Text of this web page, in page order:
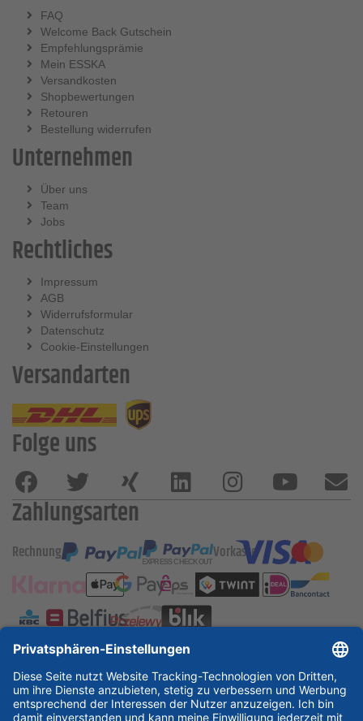
FAQ
Welcome Back Gutschein
Empfehlungsprämie
Mein ESSKA
Versandkosten
Shopbewertungen
Retouren
Bestellung widerrufen
Unternehmen
Über uns
Team
Jobs
Rechtliches
Impressum
AGB
Widerrufsformular
Datenschutz
Cookie-Einstellungen
Versandarten
Folge uns
Zahlungsarten
Rechnung Vorkasse
ESSKA International
new
new new